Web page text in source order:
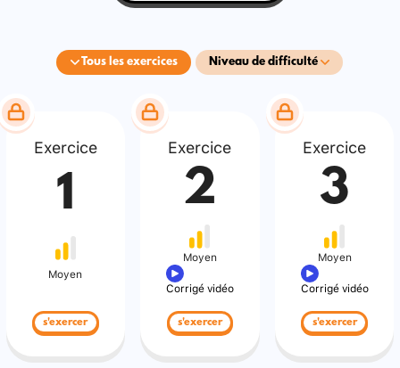
Tous les exercices Niveau de difficulté
Exercice
1
Moyen
s'exercer
Exercice
2
Moyen
Corrigé vidéo
s'exercer
Exercice
3
Moyen
Corrigé vidéo
s'exercer